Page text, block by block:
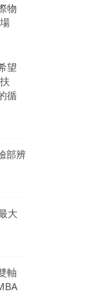
物
望
循
部辨
大
軸